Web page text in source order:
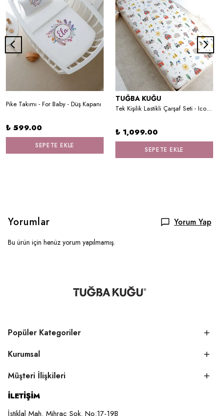
Pike Takımı - For Baby - Düş Kapanı
₺ 599.00
SEPETE EKLE
TUĞBA KUĞU
Tek Kişilik Lastikli Çarşaf Seti - Iconic Serisi - Çiftlik Hayvanları
₺ 1,099.00
SEPETE EKLE
Yorumlar Yorum Yap
Bu ürün için henüz yorum yapılmamış.
Popüler Kategoriler
Kurumsal
Müşteri İlişkileri
İLETİŞİM
İstiklal Mah. Mihraç Sok. No:17-19B